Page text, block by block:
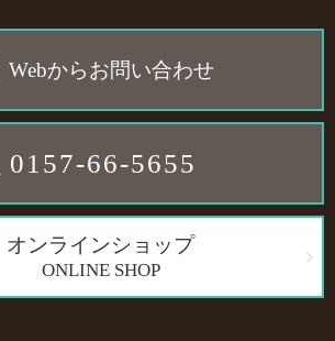
Webからお問い合わせ
0157-66-5655
オンラインショップ
ONLINE SHOP